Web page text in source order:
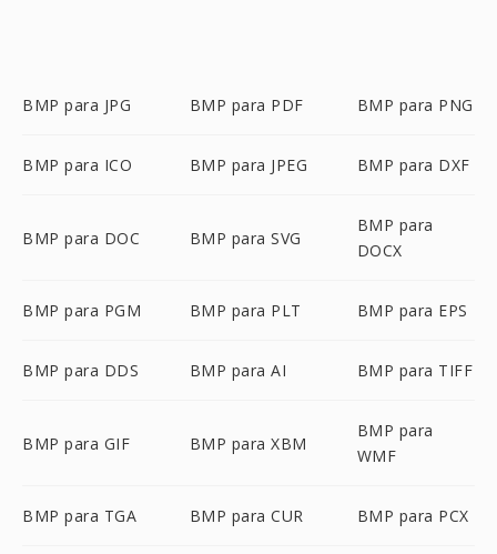
BMP para JPG BMP para PDF BMP para PNG
BMP para ICO BMP para JPEG BMP para DXF
BMP para DOC BMP para SVG
BMP para
DOCX
BMP para PGM BMP para PLT BMP para EPS
BMP para DDS BMP para AI BMP para TIFF
BMP para GIF BMP para XBM
BMP para
WMF
BMP para TGA BMP para CUR BMP para PCX